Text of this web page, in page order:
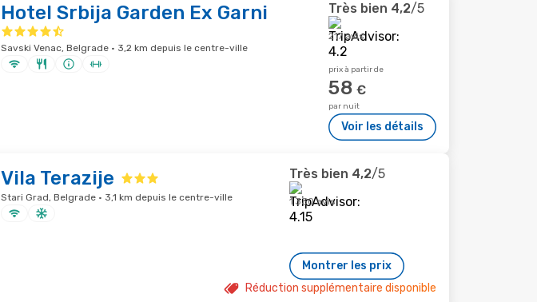
Hotel Srbija Garden Ex Garni
Savski Venac, Belgrade · 3,2 km depuis le centre-ville
Très bien 4,2/5
217 avis
prix à partir de
58 €
par nuit
Voir les détails
Vila Terazije
Stari Grad, Belgrade · 3,1 km depuis le centre-ville
Très bien 4,2/5
1 330 avis
Montrer les prix
Réduction supplémentaire disponible